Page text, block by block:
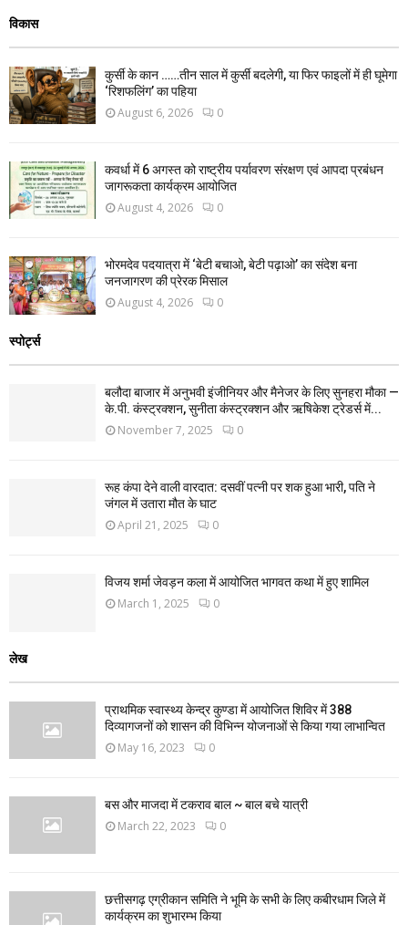
विकास
कुर्सी के कान ……तीन साल में कुर्सी बदलेगी, या फिर फाइलों में ही घूमेगा
‘रिशफलिंग’ का पहिया
August 6, 2026 0
कवर्धा में 6 अगस्त को राष्ट्रीय पर्यावरण संरक्षण एवं आपदा प्रबंधन
जागरूकता कार्यक्रम आयोजित
August 4, 2026 0
भोरमदेव पदयात्रा में ‘बेटी बचाओ, बेटी पढ़ाओ’ का संदेश बना
जनजागरण की प्रेरक मिसाल
August 4, 2026 0
स्पोर्ट्स
बलौदा बाजार में अनुभवी इंजीनियर और मैनेजर के लिए सुनहरा मौका —
के.पी. कंस्ट्रक्शन, सुनीता कंस्ट्रक्शन और ऋषिकेश ट्रेडर्स में...
November 7, 2025 0
रूह कंपा देने वाली वारदात: दसवीं पत्नी पर शक हुआ भारी, पति ने
जंगल में उतारा मौत के घाट
April 21, 2025 0
विजय शर्मा जेवड़न कला में आयोजित भागवत कथा में हुए शामिल
March 1, 2025 0
लेख
प्राथमिक स्वास्थ्य केन्द्र कुण्डा में आयोजित शिविर में 388
दिव्यागजनों को शासन की विभिन्न योजनाओं से किया गया लाभान्वित
May 16, 2023 0
बस और माजदा में टकराव बाल ~ बाल बचे यात्री
March 22, 2023 0
छत्तीसगढ़ एग्रीकान समिति ने भूमि के सभी के लिए कबीरधाम जिले में
कार्यक्रम का शुभारम्भ किया